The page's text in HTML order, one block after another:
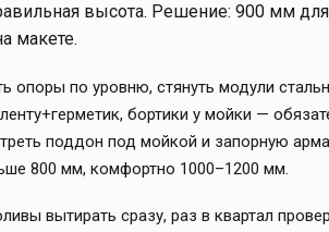
высота. Решение: 900 мм
макете.
опоры по уровню, стянуть модули
бортики у мойки —
поддон под мойкой и запорную
800 мм, комфортно 1000–1200 мм.
вытирать сразу, раз в квартал